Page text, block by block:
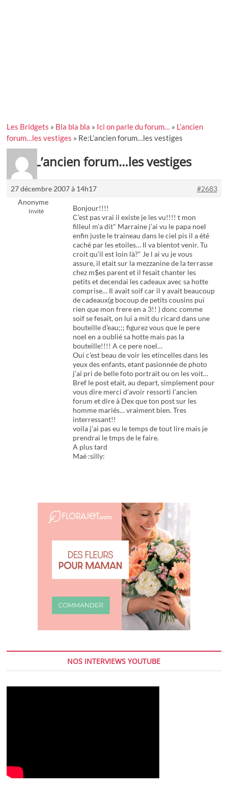
Les Bridgets » Bla bla bla » Ici on parle du forum… » L’ancien
forum…les vestiges » Re:L’ancien forum…les vestiges
Re:L’ancien forum…les vestiges
27 décembre 2007 à 14h17
#2683
Anonyme
Invité
Bonjour!!!!
C’est pas vrai il existe je les vu!!!! t mon
filleul m’a dit" Marraine j’ai vu le papa noel
enfin juste le traineau dans le ciel pis il a été
caché par les etoiles… Il va bientot venir. Tu
croit qu’il est loin là?" Je l ai vu je vous
assure, il etait sur la mezzanine de la terrasse
chez m$es parent et il fesait chanter les
petits et decendai les cadeaux avec sa hotte
comprise… Il avait soif car il y avait beaucoup
de cadeaux(g bocoup de petits cousins pui
rien que mon frere en a 3!! ) donc comme
soif se fesait, on lui a mit du ricard dans une
bouteille d’eau;;; figurez vous que le pere
noel en a oublié sa hotte mais pas la
bouteille!!!! A ce pere noel…
Oui c’est beau de voir les etincelles dans les
yeux des enfants, etant pasionnée de photo
j’ai pri de belle foto portrait ou on les voit…
Bref le post etait, au depart, simplement pour
vous dire merci d’avoir ressorti l’ancien
forum et dire à Dex que ton post sur les
homme mariés… vraiment bien. Tres
interressant!!
voila j’ai pas eu le temps de tout lire mais je
prendrai le tmps de le faire.
A plus tard
Maé :silly:
NOS INTERVIEWS YOUTUBE